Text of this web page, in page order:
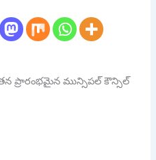
ప్రారంభమైన మున్సిపల్ కౌన్సిల్